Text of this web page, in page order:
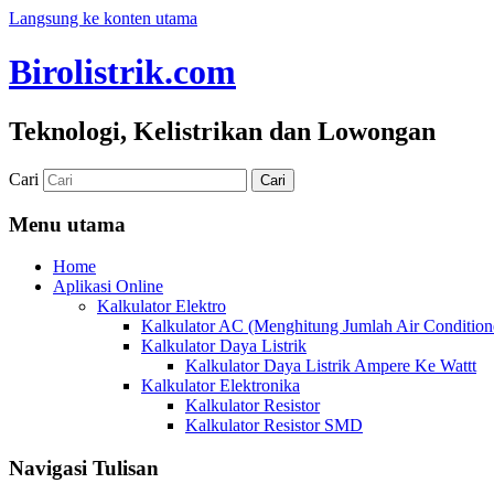
Langsung ke konten utama
Birolistrik.com
Teknologi, Kelistrikan dan Lowongan
Cari
Menu utama
Home
Aplikasi Online
Kalkulator Elektro
Kalkulator AC (Menghitung Jumlah Air
Kalkulator Daya Listrik
Kalkulator Daya Listrik Ampere Ke Wattt
Kalkulator Elektronika
Kalkulator Resistor
Kalkulator Resistor SMD
Navigasi Tulisan